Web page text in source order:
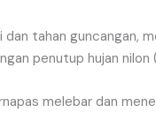
dan tahan guncangan,
penutup hujan nilon
melebar dan